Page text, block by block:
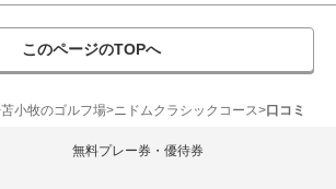
このページのTOPへ
苫小牧のゴルフ場 ニドムクラシックコース 口コミ
無料プレー券・優待券